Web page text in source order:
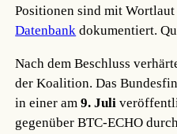
Positionen sind mit
Datenbank dokumentiert.
Nach dem Beschluss
der Koalition. Das
in einer am9. Juli
gegenüber BTC-ECHO